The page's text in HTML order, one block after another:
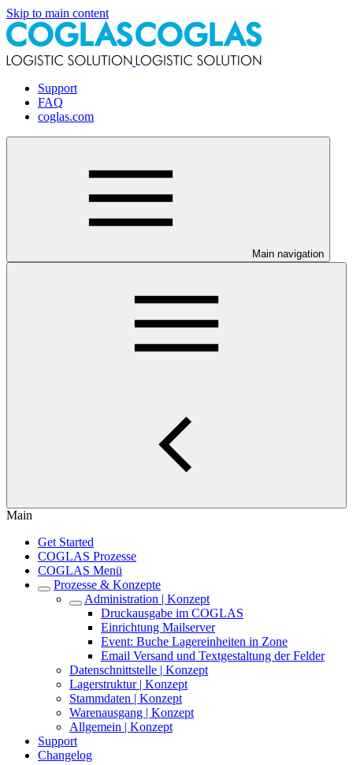
Skip to main content
Support
FAQ
coglas.com
Main navigation
Main
Get Started
COGLAS Prozesse
COGLAS Menü
Prozesse & Konzepte
Administration | Konzept
Druckausgabe im COGLAS
Einrichtung Mailserver
Event: Buche Lagereinheiten in Zone
Email Versand und Textgestaltung der Felder
Datenschnittstelle | Konzept
Lagerstruktur | Konzept
Stammdaten | Konzept
Warenausgang | Konzept
Allgemein | Konzept
Support
Changelog